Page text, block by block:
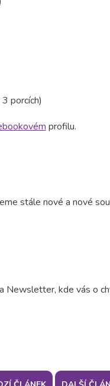
porcích)
profilu.
stále nové a nové
kde vás o